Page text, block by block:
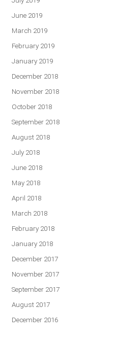
June 2019
March 2019
February 2019
January 2019
December 2018
November 2018
October 2018
September 2018
August 2018
July 2018
June 2018
May 2018
April 2018
March 2018
February 2018
January 2018
December 2017
November 2017
September 2017
August 2017
December 2016